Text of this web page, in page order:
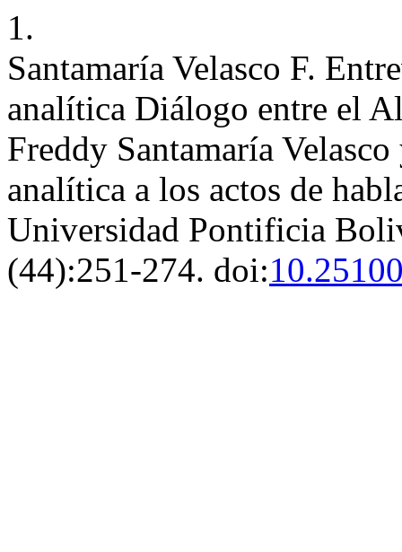
1.
Santamaría Velasco F.
analítica Diálogo entre el
Freddy Santamaría
analítica a los actos de
Universidad Pontificia
(44):251-274. doi: